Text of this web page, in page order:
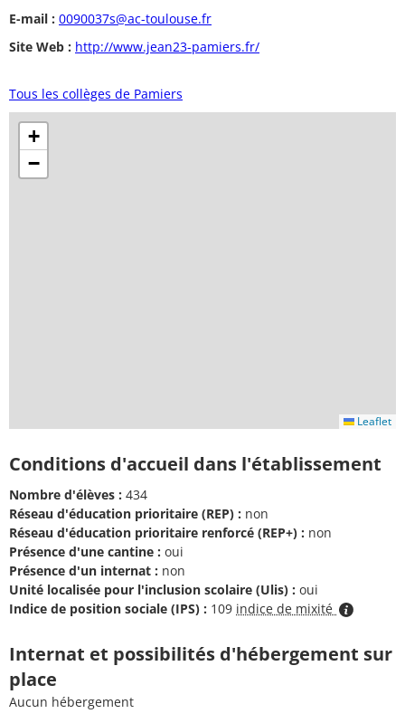
E-mail : 0090037s@ac-toulouse.fr
Site Web : http://www.jean23-pamiers.fr/
Tous les collèges de Pamiers
+
−
Leaflet
Conditions d'accueil dans l'établissement
Nombre d'élèves : 434
Réseau d'éducation prioritaire (REP) : non
Réseau d'éducation prioritaire renforcé (REP+) : non
Présence d'une cantine : oui
Présence d'un internat : non
Unité localisée pour l'inclusion scolaire (Ulis) : oui
Indice de position sociale (IPS) : 109 indice de mixité
Internat et possibilités d'hébergement sur
place
Aucun hébergement